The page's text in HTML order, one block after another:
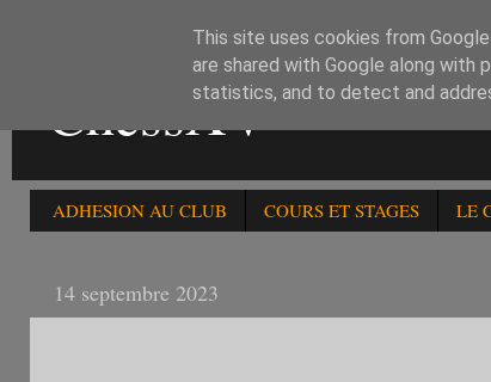
ChessXV
ADHESION AU CLUB COURS ET STAGES LE
14 septembre 2023
This site uses cookies from
are shared with Google along with
statistics, and to detect and